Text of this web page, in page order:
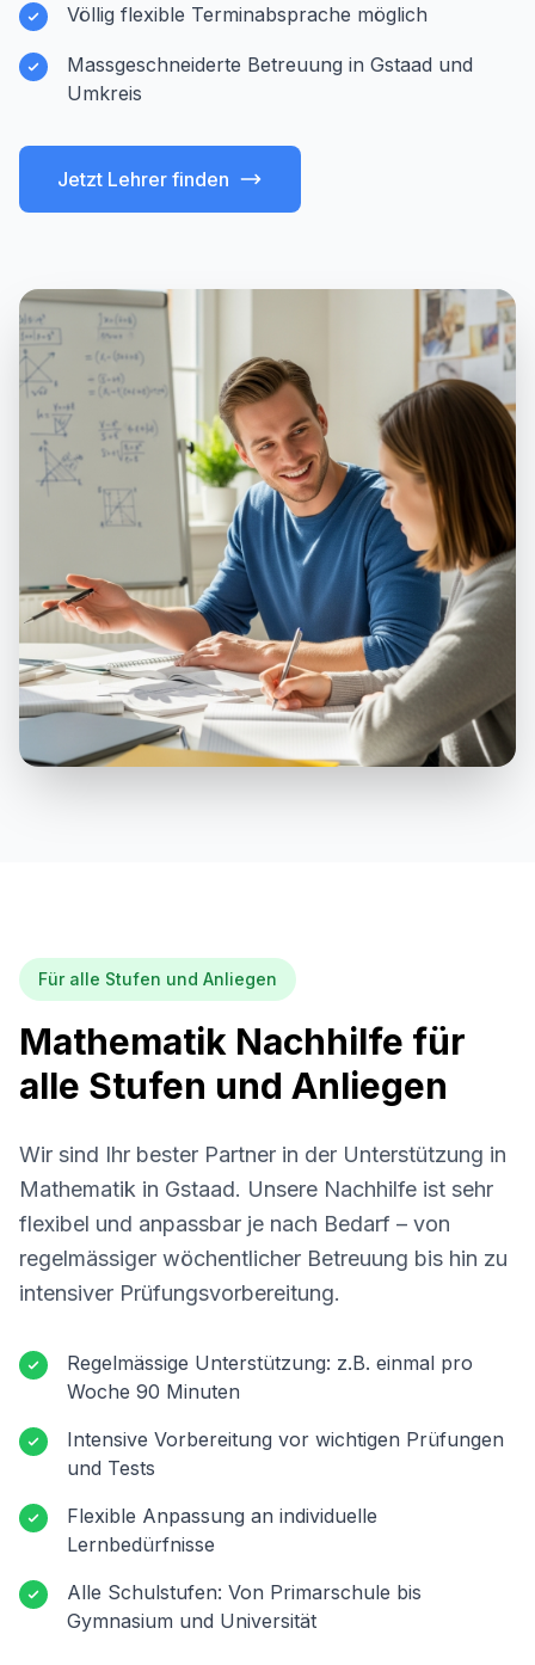
Völlig flexible Terminabsprache möglich
Massgeschneiderte Betreuung in Gstaad und
Umkreis
Jetzt Lehrer finden
Für alle Stufen und Anliegen
Mathematik Nachhilfe für
alle Stufen und Anliegen
Wir sind Ihr bester Partner in der Unterstützung in
Mathematik in Gstaad. Unsere Nachhilfe ist sehr
flexibel und anpassbar je nach Bedarf – von
regelmässiger wöchentlicher Betreuung bis hin zu
intensiver Prüfungsvorbereitung.
Regelmässige Unterstützung: z.B. einmal pro
Woche 90 Minuten
Intensive Vorbereitung vor wichtigen Prüfungen
und Tests
Flexible Anpassung an individuelle
Lernbedürfnisse
Alle Schulstufen: Von Primarschule bis
Gymnasium und Universität